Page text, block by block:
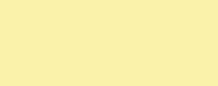
Мы убили её благодаря Рэнди и
направил луч на Кэтрин, которую
Улыбающийся. После того, как он
Рэнди кинул фонарь куда-то вдаль,
время убежать. На своём пути мы
мужчины, который, по всей